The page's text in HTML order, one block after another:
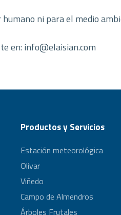
ni para el medio
en: info@elaisian.com
Productos y Servicios
Estación meteorológica
Olivar
Viñedo
Campo de Almendros
Árboles Frutales